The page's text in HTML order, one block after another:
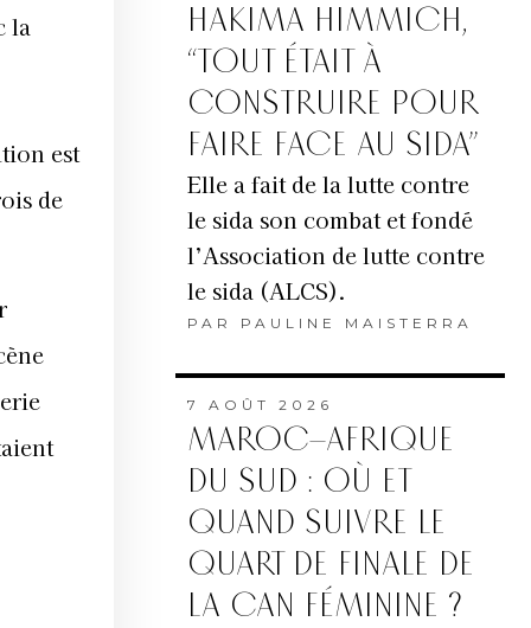
la
est
de
HAKIMA HIMMICH,
“TOUT ÉTAIT À
CONSTRUIRE POUR
FAIRE FACE AU SIDA”
Elle a fait de la lutte contre
le sida son combat et fondé
l’Association de lutte contre
le sida (ALCS).
PAR PAULINE MAISTERRA
7 AOÛT 2026
MAROC–AFRIQUE
DU SUD : OÙ ET
QUAND SUIVRE LE
QUART DE FINALE DE
LA CAN FÉMININE ?